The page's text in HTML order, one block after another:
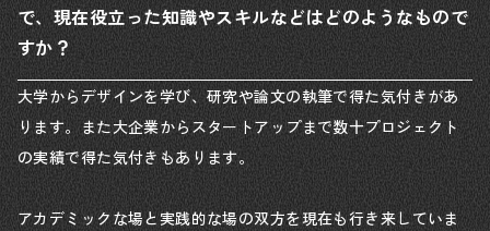
で、現在役立った知識やスキルなどはどのようなもので
すか？
大学からデザインを学び、研究や論文の執筆で得た気付きがあ
ります。また大企業からスタートアップまで数十プロジェクト
の実績で得た気付きもあります。
アカデミックな場と実践的な場の双方を現在も行き来していま